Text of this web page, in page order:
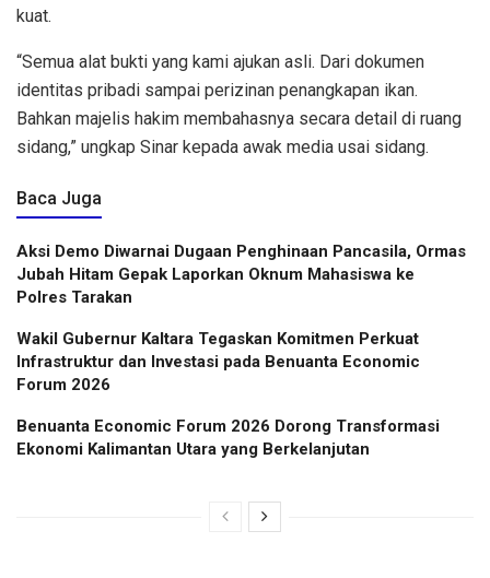
kuat.
“Semua alat bukti yang kami ajukan asli. Dari dokumen
identitas pribadi sampai perizinan penangkapan ikan.
Bahkan majelis hakim membahasnya secara detail di ruang
sidang,” ungkap Sinar kepada awak media usai sidang.
Baca Juga
Aksi Demo Diwarnai Dugaan Penghinaan Pancasila, Ormas
Jubah Hitam Gepak Laporkan Oknum Mahasiswa ke
Polres Tarakan
Wakil Gubernur Kaltara Tegaskan Komitmen Perkuat
Infrastruktur dan Investasi pada Benuanta Economic
Forum 2026
Benuanta Economic Forum 2026 Dorong Transformasi
Ekonomi Kalimantan Utara yang Berkelanjutan